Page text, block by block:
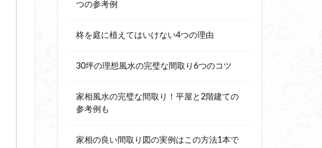
つの参考例
柊を庭に植えてはいけない4つの理由
30坪の理想風水の完璧な間取り6つのコツ
家相風水の完璧な間取り！平屋と2階建ての
参考例も
家相の良い間取り図の実例はこの方法1本で